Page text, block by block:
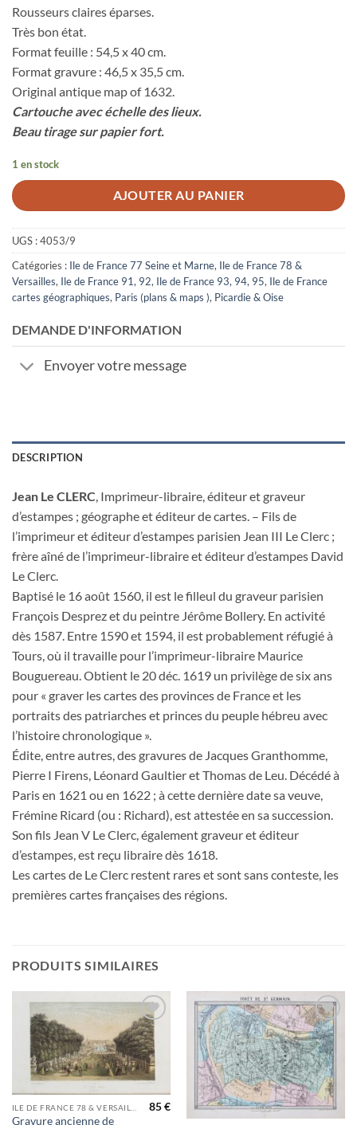
Rousseurs claires éparses.
Très bon état.
Format feuille : 54,5 x 40 cm.
Format gravure : 46,5 x 35,5 cm.
Original antique map of 1632.
Cartouche avec échelle des lieux.
Beau tirage sur papier fort.
1 en stock
AJOUTER AU PANIER
UGS :4053/9
Catégories : Ile de France 77 Seine et Marne, Ile de France 78 &
Versailles, Ile de France 91, 92, Ile de France 93, 94, 95, Ile de France
cartes géographiques, Paris (plans & maps ), Picardie & Oise
DEMANDE D'INFORMATION
Envoyer votre message
DESCRIPTION
Jean Le CLERC, Imprimeur-libraire, éditeur et graveur
d’estampes ; géographe et éditeur de cartes. – Fils de
l’imprimeur et éditeur d’estampes parisien Jean III Le Clerc ;
frère aîné de l’imprimeur-libraire et éditeur d’estampes David
Le Clerc.
Baptisé le 16 août 1560, il est le filleul du graveur parisien
François Desprez et du peintre Jérôme Bollery. En activité
dès 1587. Entre 1590 et 1594, il est probablement réfugié à
Tours, où il travaille pour l’imprimeur-libraire Maurice
Bouguereau. Obtient le 20 déc. 1619 un privilège de six ans
pour « graver les cartes des provinces de France et les
portraits des patriarches et princes du peuple hébreu avec
l’histoire chronologique ».
Édite, entre autres, des gravures de Jacques Granthomme,
Pierre I Firens, Léonard Gaultier et Thomas de Leu. Décédé à
Paris en 1621 ou en 1622 ; à cette dernière date sa veuve,
Frémine Ricard (ou : Richard), est attestée en sa succession.
Son fils Jean V Le Clerc, également graveur et éditeur
d’estampes, est reçu libraire dès 1618.
Les cartes de Le Clerc restent rares et sont sans conteste, les
premières cartes françaises des régions.
PRODUITS SIMILAIRES
Ajouter
à la
wishlist
Gravure ancienne de
85€
Ajouter
à la
wishlist